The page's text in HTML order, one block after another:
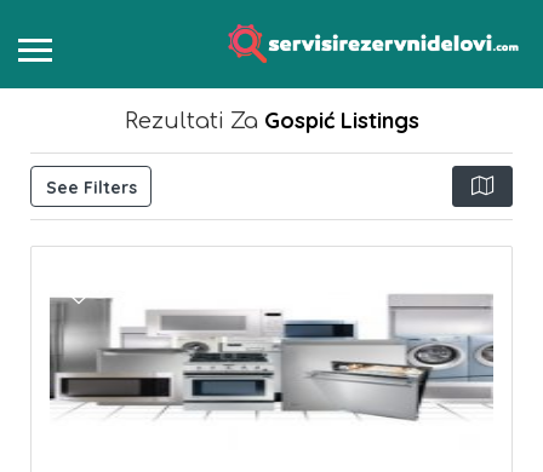
Rezultati Za GospićListings
See Filters